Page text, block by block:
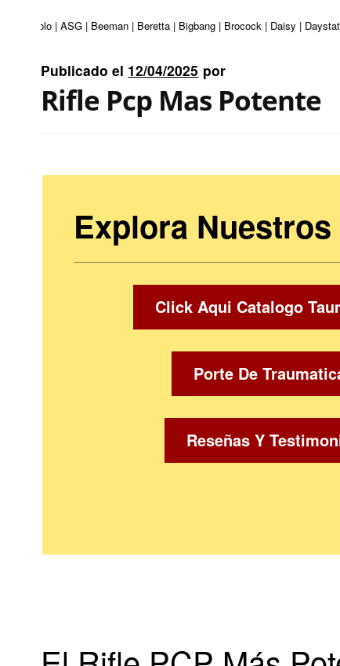
Apolo | ASG | Beeman | Beretta | Bigbang | Brocock | Daisy |
Publicado el 12/04/2025 por
Rifle Pcp Mas Potente
Explora
Click Aqui Catalogo
Porte De
Reseñas Y